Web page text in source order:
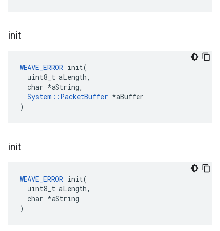
init
WEAVE_ERROR init(
  uint8_t aLength,
  char *aString,
System::PacketBuffer *aBuffer
)
init
WEAVE_ERROR init(
  uint8_t aLength,
  char *aString
)